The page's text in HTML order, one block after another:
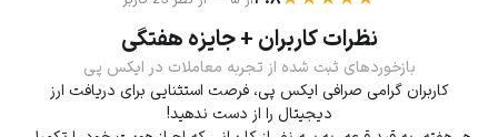
نظرات کاربران + جایزه هفتگی
بازخوردهای ثبت شده از تجربه معاملات در ایکس پی
کاربران گرامی صرافی ایکس پی، فرصت استثنایی برای دریافت ارز
دیجیتال را از دست ندهید!